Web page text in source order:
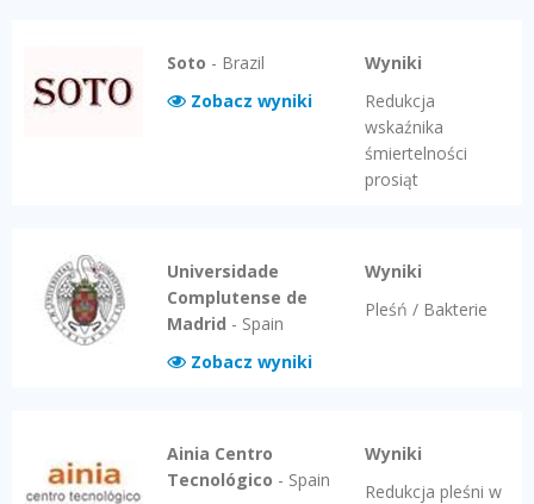
Soto - Brazil
Zobacz wyniki
Wyniki
Redukcja
wskaźnika
śmiertelności
prosiąt
Universidade
Complutense de
Madrid - Spain
Zobacz wyniki
Wyniki
Pleśń / Bakterie
Ainia Centro
Tecnológico - Spain
Wyniki
Redukcja pleśni w